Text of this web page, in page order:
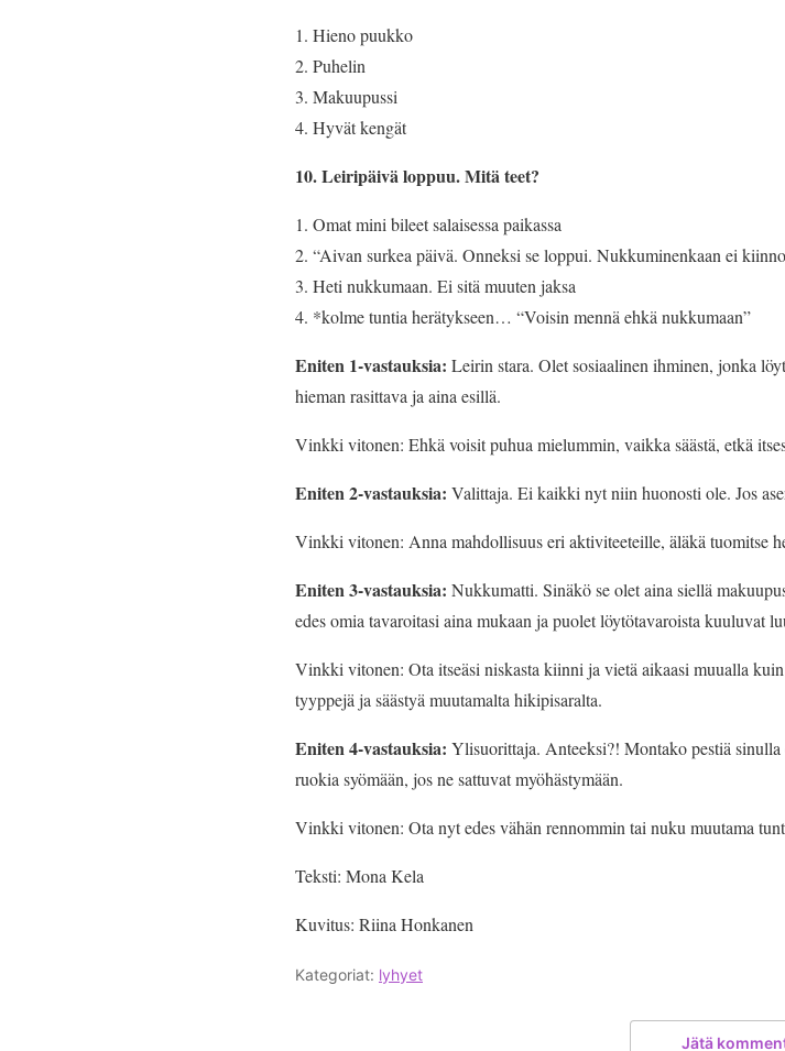
Hieno puukko
Puhelin
Makuupussi
Hyvät kengät
10. Leiripäivä loppuu. Mitä teet?
Omat mini bileet salaisessa paikassa
“Aivan surkea päivä. Onneksi se loppui. Nukkuminenkaan ei
Heti nukkumaan. Ei sitä muuten jaksa
*kolme tuntia herätykseen… “Voisin mennä ehkä nukkumaan”
Eniten 1-vastauksia: Leirin stara. Olet sosiaalinen ihminen, jonka
hieman rasittava ja aina esillä.
Vinkki vitonen: Ehkä voisit puhua mielummin, vaikka säästä, etkä
Eniten 2-vastauksia: Valittaja. Ei kaikki nyt niin huonosti ole. Jos
Vinkki vitonen: Anna mahdollisuus eri aktiviteeteille, äläkä tuomitse
Eniten 3-vastauksia: Nukkumatti. Sinäkö se olet aina siellä
edes omia tavaroitasi aina mukaan ja puolet löytötavaroista kuuluvat
Vinkki vitonen: Ota itseäsi niskasta kiinni ja vietä aikaasi muualla
tyyppejä ja säästyä muutamalta hikipisaralta.
Eniten 4-vastauksia: Ylisuorittaja. Anteeksi?! Montako pestiä
ruokia syömään, jos ne sattuvat myöhästymään.
Vinkki vitonen: Ota nyt edes vähän rennommin tai nuku muutama
Teksti: Mona Kela
Kuvitus: Riina Honkanen
Kategoriat: lyhyet
Jätä